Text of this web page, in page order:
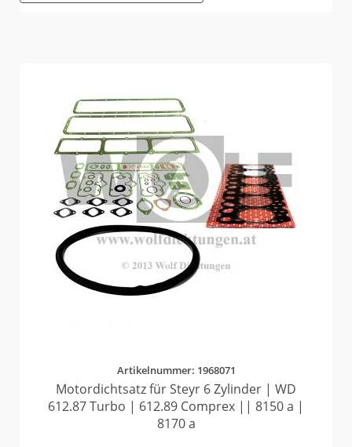
Artikelnummer: 1968071
Motordichtsatz für Steyr 6 Zylinder | WD
612.87 Turbo | 612.89 Comprex || 8150 a |
8170 a